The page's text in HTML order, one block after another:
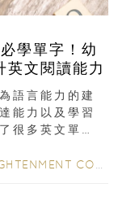
學單字！幼
英文閱讀能力
語言能力的建
能力以及學習
很多英文單
CORNER